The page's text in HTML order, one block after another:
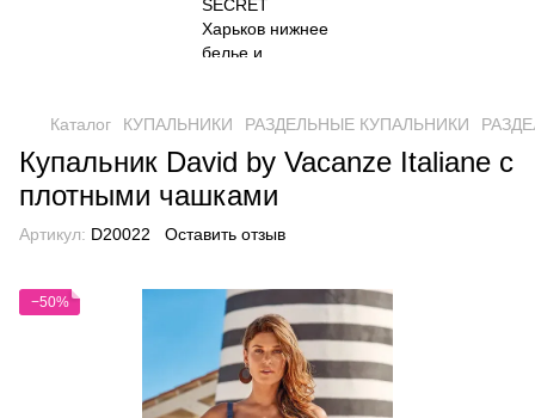
Каталог КУПАЛЬНИКИ РАЗДЕЛЬНЫЕ КУПАЛЬНИКИ
Купальник David by Vacanze Italiane с
плотными чашками
Артикул: D20022 Оставить отзыв
−50%